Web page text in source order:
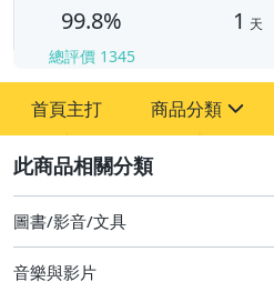
99.8%
總評價 1345
1 天
首頁主打 商品分類
圖書/影音/文具
成人專區
圖書/影音/文具
音樂與影片